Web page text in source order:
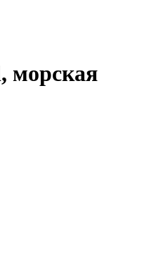
морская